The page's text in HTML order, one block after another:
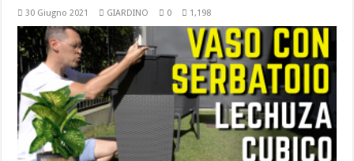
30 Giugno 2021 GIARDINO 0 1,198